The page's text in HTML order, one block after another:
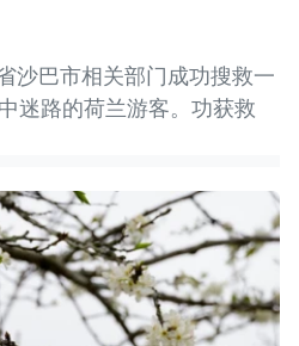
沙巴市相关部门成功搜救一
迷路的荷兰游客。功获救